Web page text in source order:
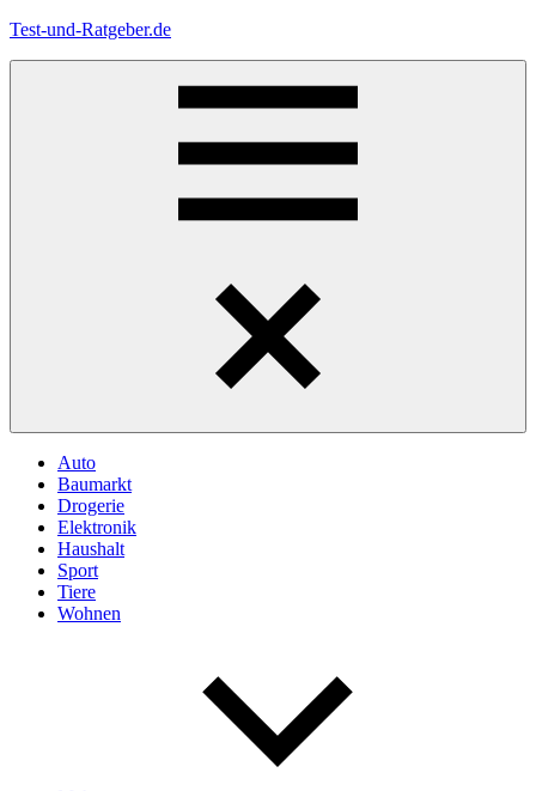
Zum
Test-und-Ratgeber.de
Auto
Baumarkt
Drogerie
Elektronik
Haushalt
Sport
Tiere
Wohnen